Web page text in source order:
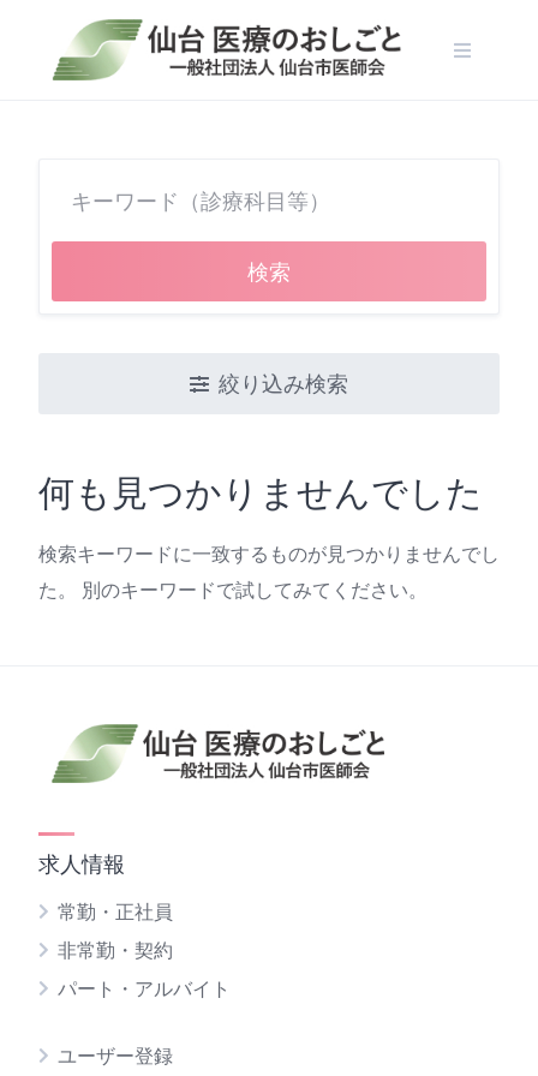
content
検索
絞り込み検索
何も見つかりませんでした
検索キーワードに一致するものが見つかりませんでし
た。 別のキーワードで試してみてください。
求人情報
常勤・正社員
非常勤・契約
パート・アルバイト
ユーザー登録